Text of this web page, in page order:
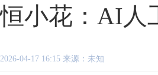
恒小花：AI人
2026-04-17 16:15 来源：未知